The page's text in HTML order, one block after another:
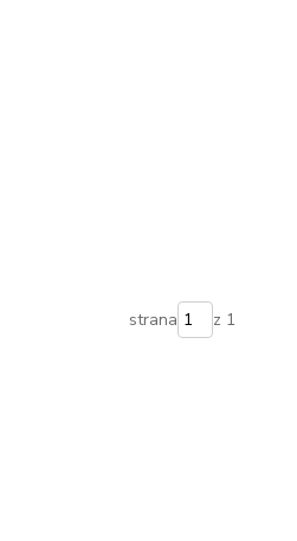
strana z 1